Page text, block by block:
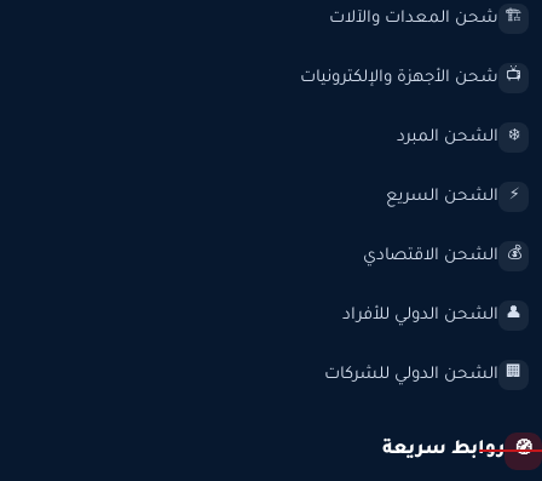
🏗️ شحن المعدات والآلات
📺 شحن الأجهزة والإلكترونيات
❄️ الشحن المبرد
⚡ الشحن السريع
💰 الشحن الاقتصادي
👤 الشحن الدولي للأفراد
🏢 الشحن الدولي للشركات
🧭 روابط سريعة